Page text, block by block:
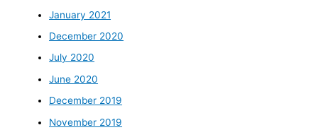
January 2021
December 2020
July 2020
June 2020
December 2019
November 2019